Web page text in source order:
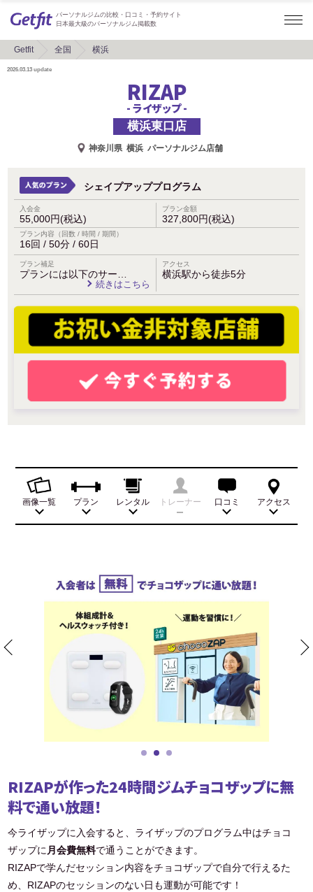
パーソナルジムの比較・口コミ・予約サイト
日本最大級のパーソナルジム掲載数
Getfit 全国 横浜
2026.03.13 update
RIZAP
- ライザップ -
横浜東口店
神奈川県 横浜 パーソナルジム店舗
シェイプアッププログラム
入会金
55,000円(税込)
プラン金額
327,800円(税込)
プラン内容（回数 / 時間 / 期間）
16回 / 50分 / 60日
プラン補足
プランには以下のサー…
続きはこちら
アクセス
横浜駅から徒歩5分
画像一覧 プラン レンタル トレーナー 口コミ アクセス
RIZAPが作った24時間ジムチョコザップに無
料で通い放題！
今ライザップに入会すると、ライザップのプログラム中はチョコ
ザップに月会費無料で通うことができます。
RIZAPで学んだセッション内容をチョコザップで自分で行えるた
め、RIZAPのセッションのない日も運動が可能です！